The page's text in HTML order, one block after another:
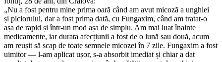
„Nu a fost pentru mine prima oară când am avut micoză a unghiei
și piciorului, dar a fost prima dată, cu Fungaxim, când am tratat-o
așa de rapid și într-un mod așa de simplu. Am mai luat înainte
medicamente, iar durata afecțiunii a fost de o lună sau două, acum
am reușit să scap de toate semnele micozei în 7 zile. Fungaxim a fost
uimitor — l-am aplicat ușor, s-a absorbit imediat și chiar a dat